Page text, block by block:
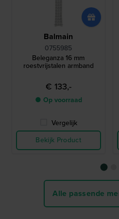
Balmain
0755985
Beleganza 16 mm
roestvrijstalen armband
€ 133,-
● Op voorraad
Vergelijk
Bekijk Product
Alle passende